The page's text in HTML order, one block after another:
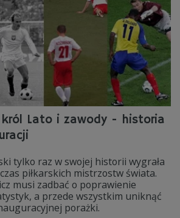
Lato i zawody - historia
tylko raz w swojej historii wygrała
piłkarskich mistrzostw świata.
musi zadbać o poprawienie
a przede wszystkim uniknąć
porażki.